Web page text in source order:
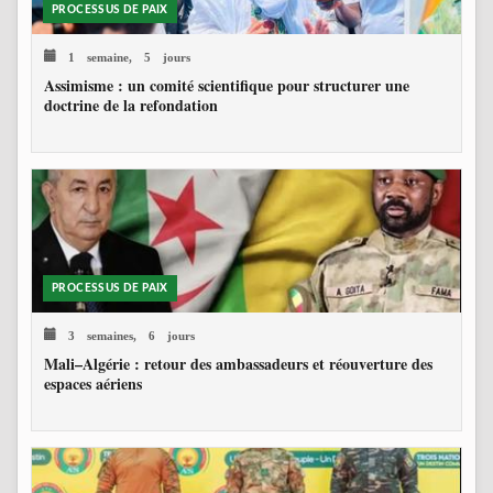
PROCESSUS DE PAIX
1 semaine, 5 jours
Assimisme : un comité scientifique pour structurer une
doctrine de la refondation
PROCESSUS DE PAIX
3 semaines, 6 jours
Mali–Algérie : retour des ambassadeurs et réouverture des
espaces aériens